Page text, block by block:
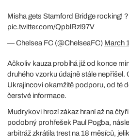
Misha gets Stamford Bridge rocking!
pic.twitter.com/QpblRzl97V
— Chelsea FC (@ChelseaFC) March
Ačkoliv kauza probíhá již od konce
druhého vzorku údajně stále nepřišel.
Ukrajincovi okamžitě podporu, od té
čerstvé informace.
Mudrykovi hrozí zákaz hraní až na
podobný prohřešek Paul Pogba,
arbitráž zkrátila trest na 18 měsíců,